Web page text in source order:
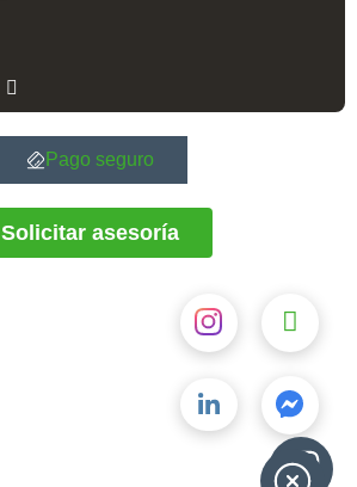
Pago seguro
Solicitar asesoría